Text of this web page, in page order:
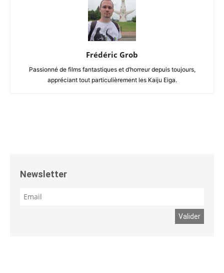
Frédéric Grob
Passionné de films fantastiques et d’horreur depuis toujours,
appréciant tout particulièrement les Kaiju Eiga.
Newsletter